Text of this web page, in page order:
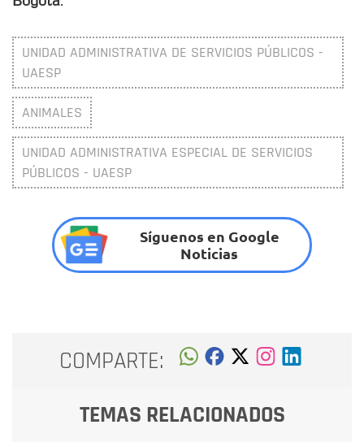
UNIDAD ADMINISTRATIVA DE SERVICIOS PÚBLICOS -
UAESP
ANIMALES
UNIDAD ADMINISTRATIVA ESPECIAL DE SERVICIOS
PÚBLICOS - UAESP
Síguenos en Google
Noticias
COMPARTE:
TEMAS RELACIONADOS